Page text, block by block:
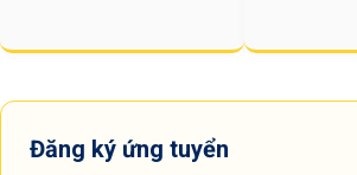
Đăng ký ứng tuyển